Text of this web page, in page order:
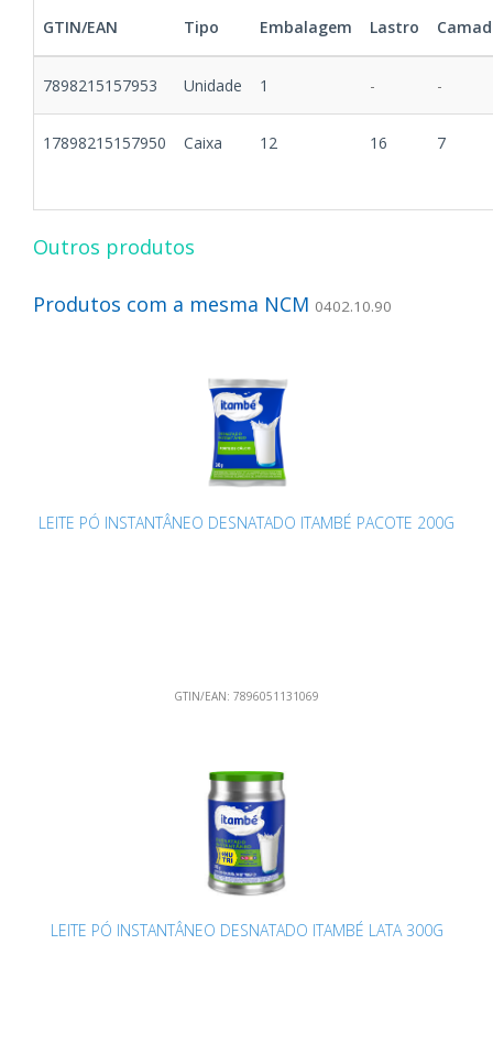
GTIN/EAN Tipo Embalagem Lastro
7898215157953 Unidade 1 - -
17898215157950 Caixa 12 16 7
Outros produtos
Produtos com a mesma NCM 0402.10.90
LEITE PÓ INSTANTÂNEO DESNATADO ITAMBÉ PACOTE 200G
GTIN/EAN: 7896051131069
LEITE PÓ INSTANTÂNEO DESNATADO ITAMBÉ LATA 300G